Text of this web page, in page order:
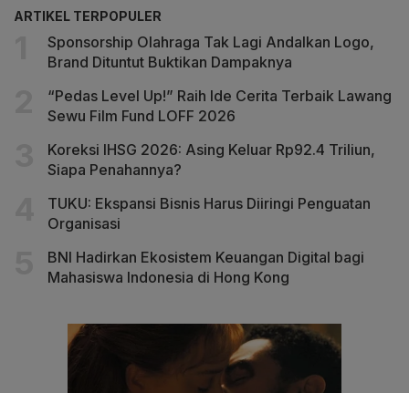
ARTIKEL TERPOPULER
Sponsorship Olahraga Tak Lagi Andalkan Logo,
Brand Dituntut Buktikan Dampaknya
“Pedas Level Up!” Raih Ide Cerita Terbaik Lawang
Sewu Film Fund LOFF 2026
Koreksi IHSG 2026: Asing Keluar Rp92.4 Triliun,
Siapa Penahannya?
TUKU: Ekspansi Bisnis Harus Diiringi Penguatan
Organisasi
BNI Hadirkan Ekosistem Keuangan Digital bagi
Mahasiswa Indonesia di Hong Kong